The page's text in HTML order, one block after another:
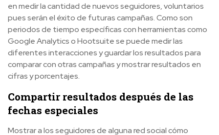
en medir la cantidad de nuevos seguidores, voluntarios
pues serán el éxito de futuras campañas. Como son
periodos de tiempo específicas con herramientas como
Google Analytics o Hootsuite se puede medir las
diferentes interacciones y guardar los resultados para
comparar con otras campañas y mostrar resultados en
cifras y porcentajes.
Compartir resultados después de las
fechas especiales
Mostrar a los seguidores de alguna red social cómo